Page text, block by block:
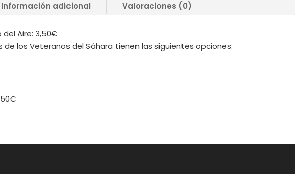
Información adicional Valoraciones (0)
del Aire: 3,50€
de los Veteranos del Sáhara tienen las siguientes opciones: